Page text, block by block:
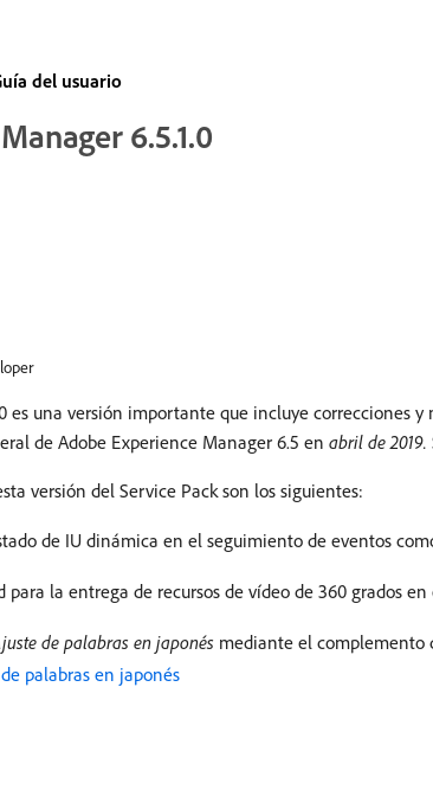
del usuario
6.5.1.0
es una versión importante que incluye correcciones
de Adobe Experience Manager 6.5 en abril de 2019.
versión del Service Pack son los siguientes:
de IU dinámica en el seguimiento de eventos
la entrega de recursos de vídeo de 360 grados
de palabras en japonés mediante el complemento
palabras en japonés